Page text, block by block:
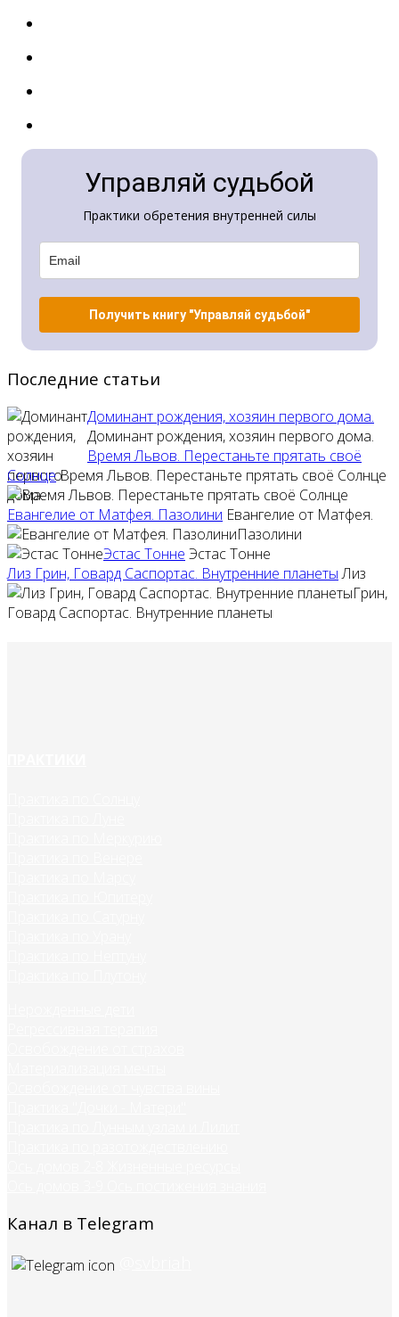
Управляй судьбой
Практики обретения внутренней силы
Получить книгу "Управляй судьбой"
Последние статьи
Доминант рождения, хозяин первого дома.
Доминант рождения, хозяин первого дома.
Время Львов. Перестаньте прятать своё
СолнцеВремя Львов. Перестаньте прятать своё Солнце
Евангелие от Матфея. Пазолини Евангелие от Матфея.
Пазолини
Эстас Тонне Эстас Тонне
Лиз Грин, Говард Саспортас. Внутренние планеты Лиз
Грин,
Говард Саспортас. Внутренние планеты
Канал в Telegram